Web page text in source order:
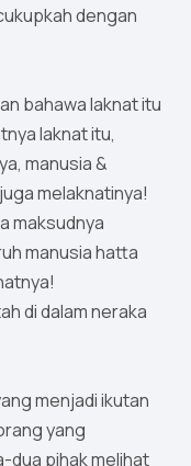
dengan
bahawa laknat itu
laknat itu,
manusia &
melaknatinya!
maksudnya
manusia hatta
di dalam neraka
menjadi ikutan
yang
dua pihak melihat